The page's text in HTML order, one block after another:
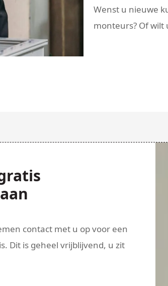
Wenst u nieuwe
monteurs? Of wilt
contact met u op voor een
Dit is geheel vrijblijvend, u zit